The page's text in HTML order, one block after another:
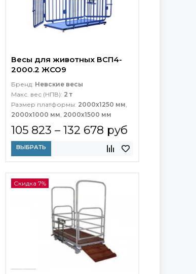
Весы для животных ВСП4-
2000.2 ЖСО9
Бренд: Невские весы
Макс. вес (НПВ): 2 т
Размер платформы: 2000x1250 мм
2000х1000 мм 2000х1500 мм
105 823 – 132 678 руб
ВЫБРАТЬ
Скидка 7%